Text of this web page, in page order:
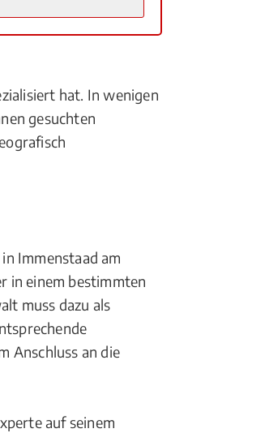
hat. In wenigen
gesuchten
Immenstaad am
in einem bestimmten
muss dazu als
Anschluss an die
auf seinem